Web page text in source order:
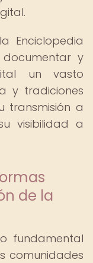
Enciclopedia
y
un vasto
y tradiciones
transmisión a
visibilidad a
de la
fundamental
comunidades